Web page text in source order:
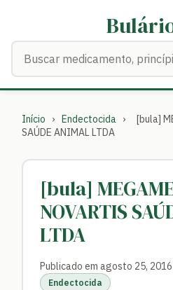
Início › Endectocida ›
[bula]
SAÚDE ANIMAL LTDA
[bula]
NOVARTIS
LTDA
Publicado em agosto 25, 2016
Endectocida